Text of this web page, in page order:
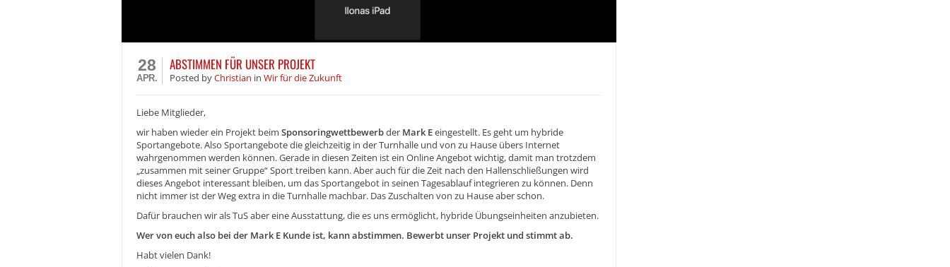
28
APR.
ABSTIMMEN FÜR UNSER PROJEKT
Posted byChristian in Wir für die Zukunft
Liebe Mitglieder,
wir haben wieder ein Projekt beim Sponsoringwettbewerbder Mark Eeingestellt. Es geht um hybride
Sportangebote. Also Sportangebote die gleichzeitig in der Turnhalle und von zu Hause übers Internet
wahrgenommen werden können. Gerade in diesen Zeiten ist ein Online Angebot wichtig, damit man trotzdem
„zusammen mit seiner Gruppe“ Sport treiben kann. Aber auch für die Zeit nach den Hallenschließungen wird
dieses Angebot interessant bleiben, um das Sportangebot in seinen Tagesablauf integrieren zu können. Denn
nicht immer ist der Weg extra in die Turnhalle machbar. Das Zuschalten von zu Hause aber schon.
Dafür brauchen wir als TuS aber eine Ausstattung, die es uns ermöglicht, hybride Übungseinheiten anzubieten.
Wer von euch also bei der Mark E Kunde ist, kann abstimmen. Bewerbt unser Projekt und stimmt ab.
Habt vielen Dank!